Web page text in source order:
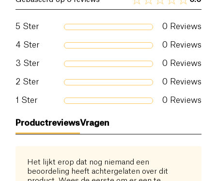
5 Ster 0 Reviews
4 Ster 0 Reviews
3 Ster 0 Reviews
2 Ster 0 Reviews
1 Ster 0 Reviews
ProductreviewsVragen
Het lijkt erop dat nog niemand een
beoordeling heeft achtergelaten over dit